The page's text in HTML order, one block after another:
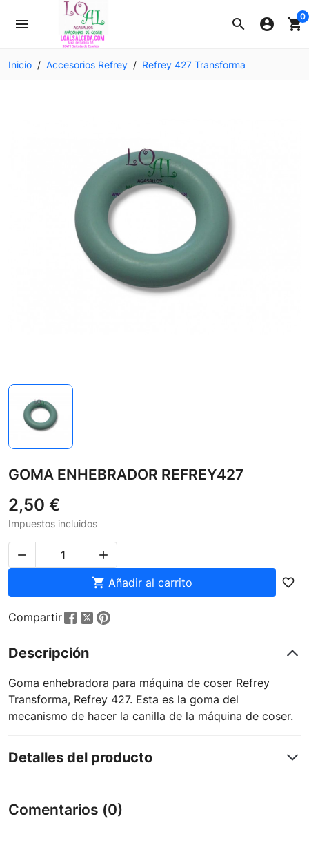
search
menu account_circle shopping_cart0
Inicio Accesorios Refrey Refrey 427 Transforma
GOMA ENHEBRADOR REFREY427
2,50 €
Impuestos incluidos


 Añadir al carrito favorite_border
Compartir
Descripción
Goma enhebradora para máquina de coser Refrey
Transforma, Refrey 427. Esta es la goma del
mecanismo de hacer la canilla de la máquina de coser.
Detalles del producto
Comentarios (0)